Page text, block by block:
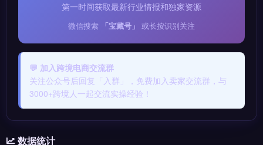
第一时间获取最新行业情报和独家资源
微信搜索 「宝藏号」 或长按识别关注
💬 加入跨境电商交流群
关注公众号后回复「入群」，免费加入卖家交流群，与
3000+跨境人一起交流实操经验！
数据统计